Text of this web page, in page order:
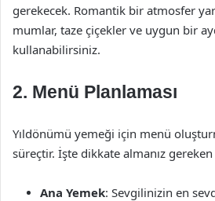
gerekecek. Romantik bir atmosfer
mumlar, taze çiçekler ve uygun bir
kullanabilirsiniz.
2. Menü Planlaması
Yıldönümü yemeği için menü
süreçtir. İşte dikkate almanız
Ana Yemek: Sevgilinizin en